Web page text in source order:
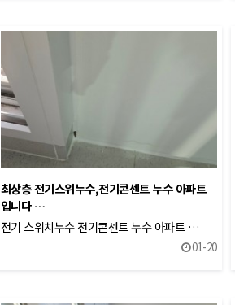
최상층 전기스위누수,전기콘센트 누수 아파트
입니다 …
전기 스위치누수 전기콘센트 누수 아파트 …
01-20